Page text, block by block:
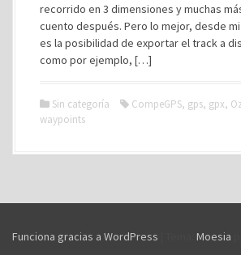
recorrido en 3 dimensiones y muchas
cuento después. Pero lo mejor, desde
es la posibilidad de exportar el track a
como por ejemplo, […]
Sin categoría CompeGPS, gps, gpx,
waypoints
Funciona gracias a WordPress Moesia